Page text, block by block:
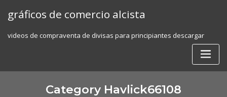
gráficos de comercio alcista
videos de compraventa de divisas para principiantes descargar
Category Havlick66108